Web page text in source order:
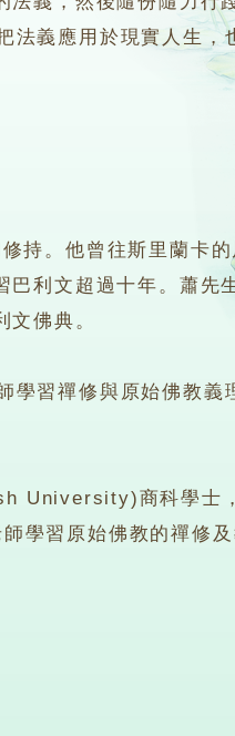
義應用於現實人生，
。他曾往斯里蘭卡的
巴利文超過十年。蕭先
佛典。
習禪修與原始佛教義
University)商科學士
學習原始佛教的禪修及